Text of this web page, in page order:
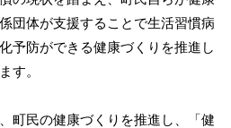
団体が支援することで生活習慣病
予防ができる健康づくりを推進し
す。
町民の健康づくりを推進し、「健